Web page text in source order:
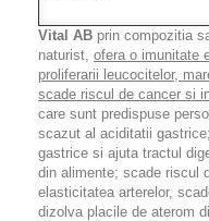
Vital AB prin compozitia
naturist, ofera o imunitate
proliferarii leucocitelor,
scade riscul de cancer si
care sunt predispuse
scazut al aciditatii
gastrice si ajuta tractul
din alimente; scade riscul
elasticitatea arterelor,
dizolva placile de aterom